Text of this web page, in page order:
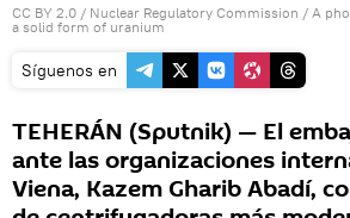
CC BY 2.0 / Nuclear Regulatory Commission / A
a solid form of uranium
Síguenos en
TEHERÁN (Sputnik) — El
ante las organizaciones
Viena, Kazem Gharib Abadí,